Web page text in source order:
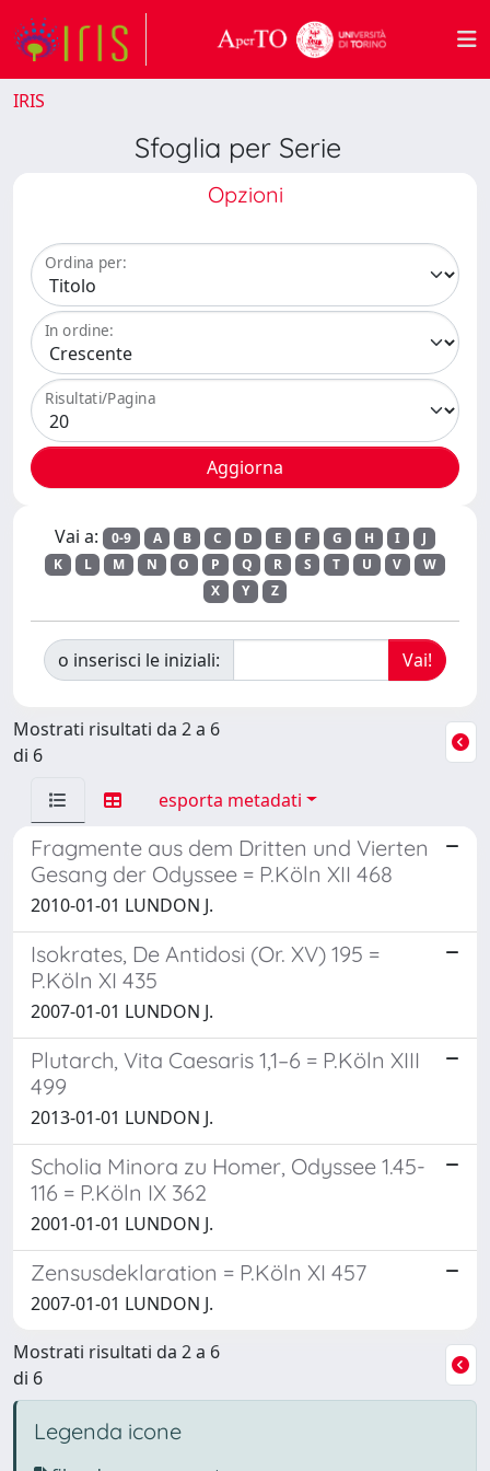
IRIS
Sfoglia per Serie
Opzioni
Ordina per:
In ordine:
Risultati/Pagina
Vai a: 0-9 A B C D E F G H I
J
K
L M N O P Q R S T U V
W
X
Y Z
o inserisci le iniziali:
Mostrati risultati da 2 a 6
di 6
esporta metadati
Fragmente aus dem Dritten und Vierten
Gesang der Odyssee = P.Köln XII 468
2010-01-01 LUNDON J.
Isokrates, De Antidosi (Or. XV) 195 =
P.Köln XI 435
2007-01-01 LUNDON J.
Plutarch, Vita Caesaris 1,1–6 = P.Köln XIII
499
2013-01-01 LUNDON J.
Scholia Minora zu Homer, Odyssee 1.45-
116 = P.Köln IX 362
2001-01-01 LUNDON J.
Zensusdeklaration = P.Köln XI 457
2007-01-01 LUNDON J.
Mostrati risultati da 2 a 6
di 6
Legenda icone